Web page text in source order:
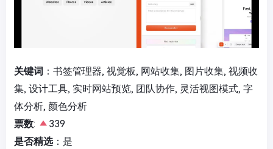
关键词 ：书签管理器, 视觉板, 网站收集, 图片收集, 视频收
集, 设计工具, 实时网站预览, 团队协作, 灵活视图模式, 字
体分析, 颜色分析
票数:
339
是否精选：是